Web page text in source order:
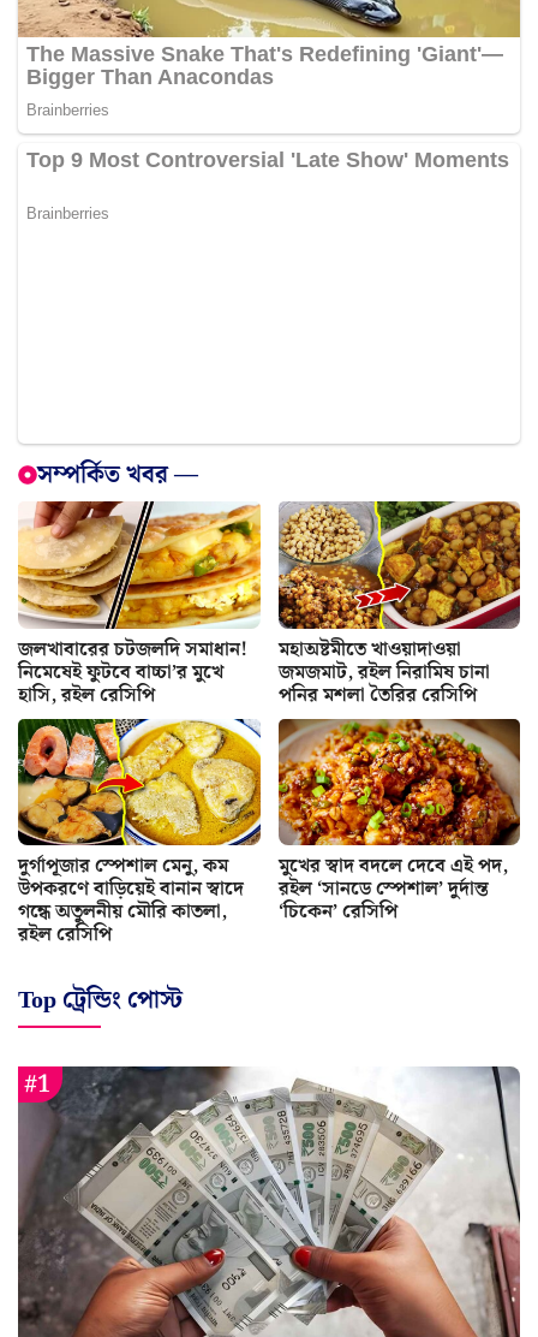
সম্পর্কিত খবর —
জলখাবারের চটজলদি সমাধান!
নিমেষেই ফুটবে বাচ্চা’র মুখে
হাসি, রইল রেসিপি
মহাঅষ্টমীতে খাওয়াদাওয়া
জমজমাট, রইল নিরামিষ চানা
পনির মশলা তৈরির রেসিপি
দুর্গাপূজার স্পেশাল মেনু, কম
উপকরণে বাড়িয়েই বানান স্বাদে
গন্ধে অতুলনীয় মৌরি কাতলা,
রইল রেসিপি
মুখের স্বাদ বদলে দেবে এই পদ,
রইল ‘সানডে স্পেশাল’ দুর্দান্ত
‘চিকেন’ রেসিপি
Top ট্রেন্ডিং পোস্ট